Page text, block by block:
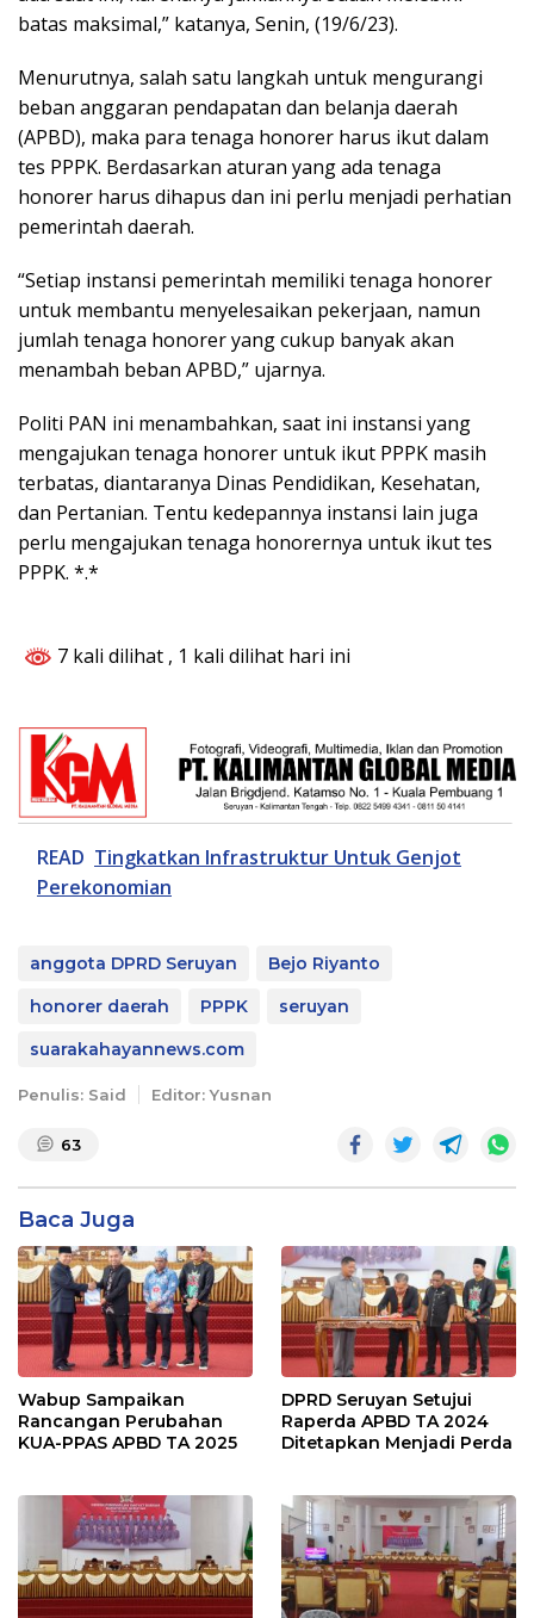
batas maksimal,” katanya, Senin, (19/6/23).
Menurutnya, salah satu langkah untuk mengurangi
beban anggaran pendapatan dan belanja daerah
(APBD), maka para tenaga honorer harus ikut dalam
tes PPPK. Berdasarkan aturan yang ada tenaga
honorer harus dihapus dan ini perlu menjadi perhatian
pemerintah daerah.
“Setiap instansi pemerintah memiliki tenaga honorer
untuk membantu menyelesaikan pekerjaan, namun
jumlah tenaga honorer yang cukup banyak akan
menambah beban APBD,” ujarnya.
Politi PAN ini menambahkan, saat ini instansi yang
mengajukan tenaga honorer untuk ikut PPPK masih
terbatas, diantaranya Dinas Pendidikan, Kesehatan,
dan Pertanian. Tentu kedepannya instansi lain juga
perlu mengajukan tenaga honorernya untuk ikut tes
PPPK. *.*
7 kali dilihat , 1 kali dilihat hari ini
READ Tingkatkan Infrastruktur Untuk Genjot
Perekonomian
anggota DPRD Seruyan
Bejo Riyanto
honorer daerah
PPPK
seruyan
suarakahayannews.com
Penulis: Said Editor: Yusnan
63
Baca Juga
Wabup Sampaikan
Rancangan Perubahan
KUA-PPAS APBD TA 2025
DPRD Seruyan Setujui
Raperda APBD TA 2024
Ditetapkan Menjadi Perda